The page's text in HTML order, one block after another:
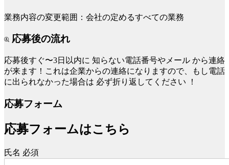
業務内容の変更範囲：会社の定めるすべての業務
応募後の流れ
応募後すぐ〜3日以内に 知らない電話番号やメール から連絡
が来ます！これは企業からの連絡になりますので、もし電話
に出られなかった場合は 必ず折り返してください ！
応募フォーム
応募フォームはこちら
氏名 必須